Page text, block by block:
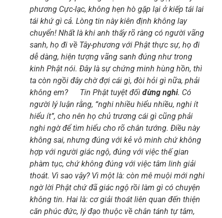
phương Cực-lạc, không hẹn hò gặp lại ở kiếp tái lai
tái khứ gì cả. Lòng tin này kiên định không lay
chuyển! Nhất là khi anh thấy rõ ràng có người vãng
sanh, họ đi về Tây-phương với Phật thực sự, họ đi
dễ dàng, hiện tượng vãng sanh đúng như trong
kinh Phật nói. Đây là sự chứng minh hùng hồn, thì
ta còn ngồi đây chờ đợi cái gì, đòi hỏi gì nữa, phải
không em? Tin Phật tuyệt đối đừng nghi. Có
người lý luận rằng, “nghi nhiều hiểu nhiều, nghi ít
hiểu ít”, cho nên họ chủ trương cái gì cũng phải
nghi ngờ để tìm hiểu cho rõ chân tướng. Điều này
không sai, nhưng đúng với kẻ vô minh chứ không
hợp với người giác ngộ, đúng với việc thế gian
phàm tục, chứ không đúng với việc tâm linh giải
thoát. Vì sao vậy? Vì một là: còn mê muội mới nghi
ngờ lời Phật chứ đã giác ngộ rồi làm gì có chuyện
không tin. Hai là: cơ giải thoát liên quan đến thiện
căn phúc đức, lý đạo thuộc về chân tánh tự tâm,